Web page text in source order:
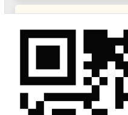
Gam màu sáng trong bức
Khi khoa học - công nghệ
Chế biến sâu – Nâng cao giá
“Đi tắt, đón đầu” các công